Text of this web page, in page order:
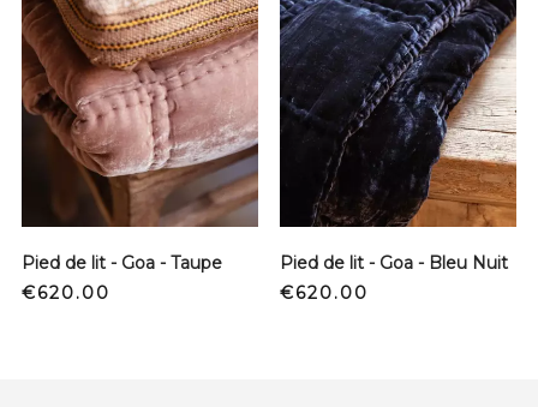
Pied de lit - Goa - Taupe
Price
€620.00
Pied de lit - Goa - Bleu Nuit
Price
€620.00